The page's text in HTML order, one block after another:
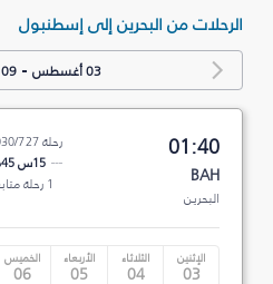
الرحلات من البحرين إلى إسطنبول
03 أغسطس -09 أغسطس
01:40
BAH
البحرين
رحلة FZ 030/727
15س 45د
1 رحلة متابعة
الإثنين
03
الثلاثاء
04
الأربعاء
05
الخميس
06